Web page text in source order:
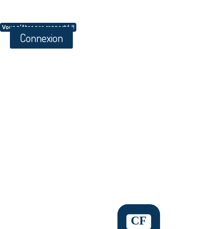
Vous n'êtes pas connecté !!
Connexion